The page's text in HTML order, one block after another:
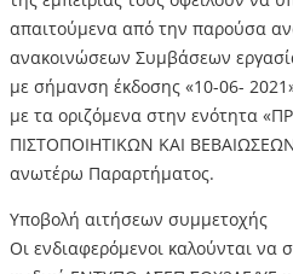
απαιτούμενα από την παρούσα
ανακοινώσεων Συμβάσεων
με σήμανση έκδοσης «10-06-
με τα οριζόμενα στην ενότητα
ΠΙΣΤΟΠΟΙΗΤΙΚΩΝ ΚΑΙ
ανωτέρω Παραρτήματος.
Υποβολή αιτήσεων συμμετοχής
Οι ενδιαφερόμενοι καλούνται